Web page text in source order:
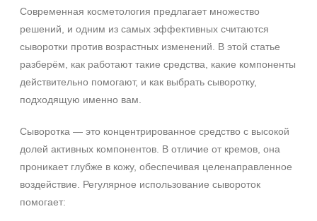
Область применения
Веки
Вокруг глаз
Декольте
Объём
ампула
фл
флакон
Современная косметология предлагает множество
решений, и одним из самых эффективных считаются
сыворотки против возрастных изменений. В этой статье
разберём, как работают такие средства, какие компоненты
действительно помогают, и как выбрать сыворотку,
подходящую именно вам.
Сыворотка — это концентрированное средство с высокой
долей активных компонентов. В отличие от кремов, она
проникает глубже в кожу, обеспечивая целенаправленное
воздействие. Регулярное использование сывороток
помогает: